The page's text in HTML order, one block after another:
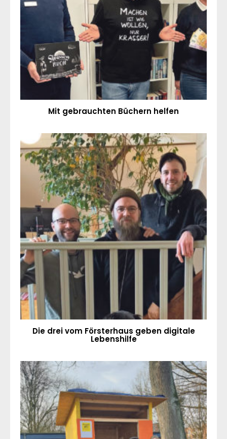
Mit gebrauchten Büchern helfen
Die drei vom Försterhaus geben digitale
Lebenshilfe